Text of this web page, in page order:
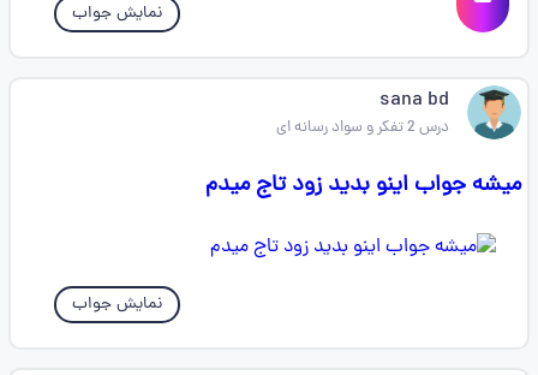
نمایش جواب
sana bd
درس 2 تفکر و سواد رسانه ای
میشه جواب اینو بدید زود تاج میدم
نمایش جواب